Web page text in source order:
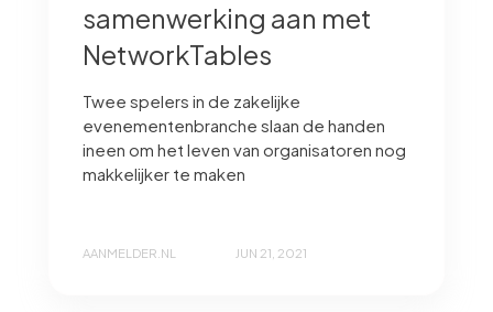
samenwerking aan met
NetworkTables
Twee spelers in de zakelijke
evenementenbranche slaan de handen
ineen om het leven van organisatoren nog
makkelijker te maken
AANMELDER.NL JUN 21, 2021